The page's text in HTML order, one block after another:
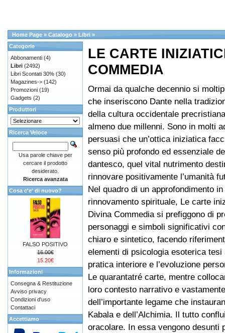
Home Page » Catalogo » Libri »
LE CARTE
COMMEDIA
Ormai da qualche decennio si
che inseriscono Dante nella
della cultura occidentale
almeno due millenni. Sono in molti
persuasi che un’ottica iniziatica
senso più profondo ed essenziale
dantesco, quel vital nutrimento
rinnovare positivamente l’umanità
Nel quadro di un approfondimento
rinnovamento spirituale, Le carte
Divina Commedia si prefiggono di
personaggi e simboli significativi
chiaro e sintetico, facendo
elementi di psicologia esoterica tesi
pratica interiore e l’evoluzione
Le quarantatré carte, mentre
loro contesto narrativo e
dell’importante legame che
Kabala e dell’Alchimia. Il tutto
oracolare. In essa vengono desunti
Categorie
Abbonamenti (4)
Libri (2492)
Libri Scontati 30% (30)
Magazines-> (142)
Promozioni (19)
Gadgets (2)
Produttori
Ricerca Veloce
Usa parole chiave per
cercare il prodotto
desiderato.
Ricerca avanzata
Cosa c'e' di nuovo?
FALSO POSITIVO
16.00€
15.20€
Informazioni
Consegna & Restituzione
Avviso privacy
Condizioni d'uso
Contattaci
Accettiamo